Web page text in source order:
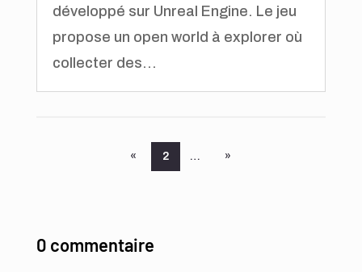
développé sur Unreal Engine. Le jeu
propose un open world à explorer où
collecter des...
« 2 … »
0 commentaire